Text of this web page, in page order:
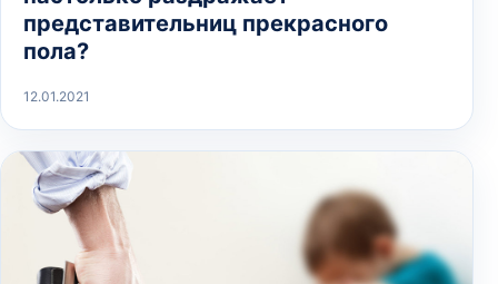
представительниц прекрасного
пола?
12.01.2021